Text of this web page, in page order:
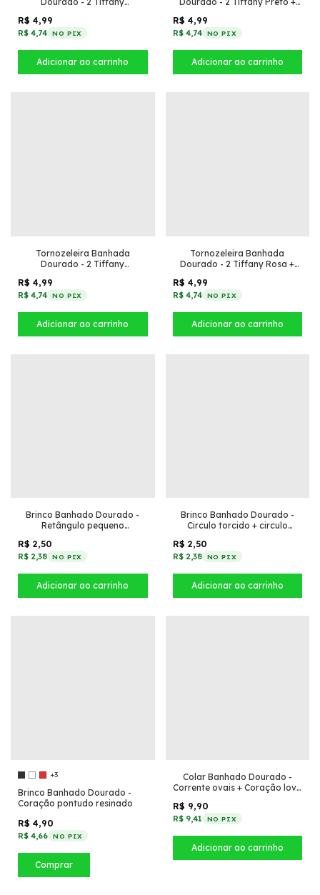
R$ 4,99
R$ 4,74 NO PIX
R$ 4,99
R$ 4,74 NO PIX
Tornozeleira Banhada
Dourado - 2 Tiffany
R$ 4,99
R$ 4,74 NO PIX
Tornozeleira Banhada
Dourado - 2 Tiffany Rosa +
R$ 4,99
R$ 4,74 NO PIX
Brinco Banhado Dourado -
Retângulo pequeno
R$ 2,50
R$ 2,38 NO PIX
Brinco Banhado Dourado -
Circulo torcido + circulo
R$ 2,50
R$ 2,38 NO PIX
+3
Brinco Banhado Dourado -
Coração pontudo resinado
R$ 4,90
R$ 4,66 NO PIX
Comprar
Colar Banhado Dourado -
Corrente ovais + Coração love
R$ 9,90
R$ 9,41 NO PIX